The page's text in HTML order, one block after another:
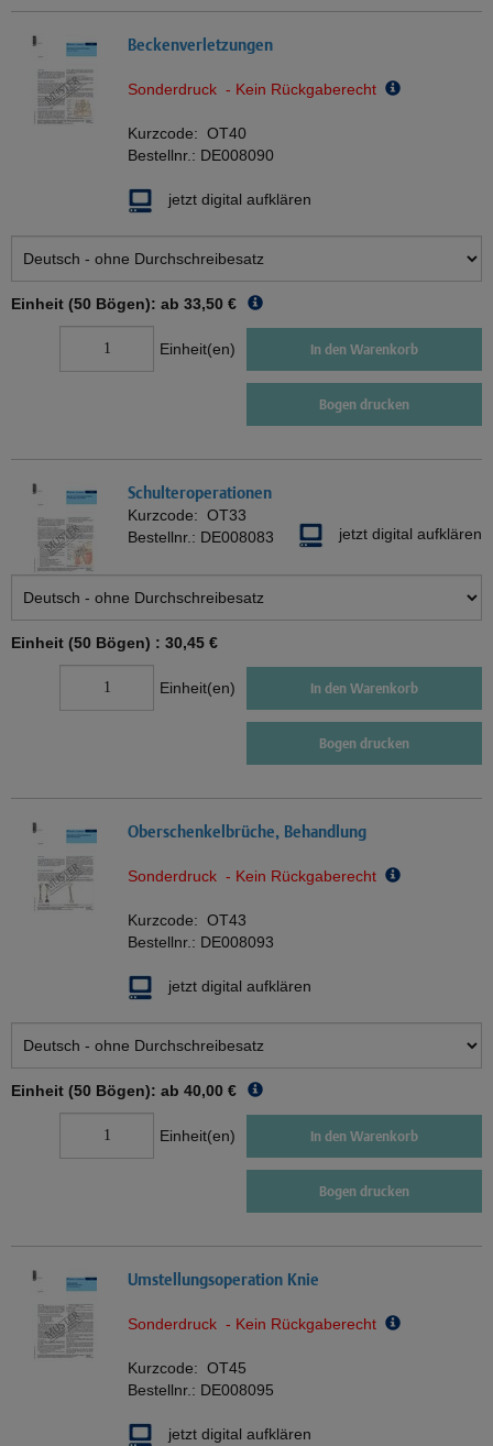
Beckenverletzungen
Sonderdruck - Kein Rückgaberecht
Kurzcode: OT40
Bestellnr.: DE008090
jetzt digital aufklären
Einheit (50 Bögen): ab 33,50 €
Einheit(en) In den Warenkorb
Bogen drucken
Schulteroperationen
Kurzcode: OT33
Bestellnr.: DE008083 jetzt digital aufklären
Einheit (50 Bögen) : 30,45 €
Einheit(en) In den Warenkorb
Bogen drucken
Oberschenkelbrüche, Behandlung
Sonderdruck - Kein Rückgaberecht
Kurzcode: OT43
Bestellnr.: DE008093
jetzt digital aufklären
Einheit (50 Bögen): ab 40,00 €
Einheit(en) In den Warenkorb
Bogen drucken
Umstellungsoperation Knie
Sonderdruck - Kein Rückgaberecht
Kurzcode: OT45
Bestellnr.: DE008095
jetzt digital aufklären